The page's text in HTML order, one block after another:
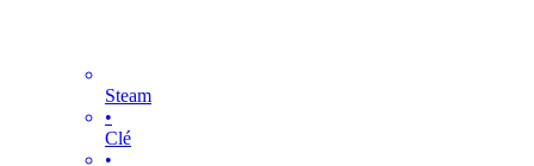
Steam
•
Clé
•